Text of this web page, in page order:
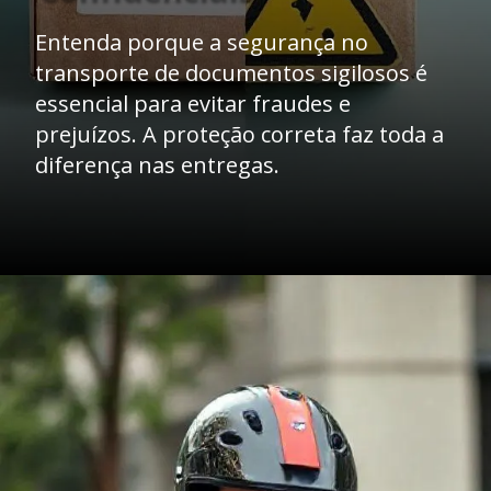
Entenda porque a segurança no
transporte de documentos sigilosos é
essencial para evitar fraudes e
prejuízos. A proteção correta faz toda a
diferença nas entregas.
Opening